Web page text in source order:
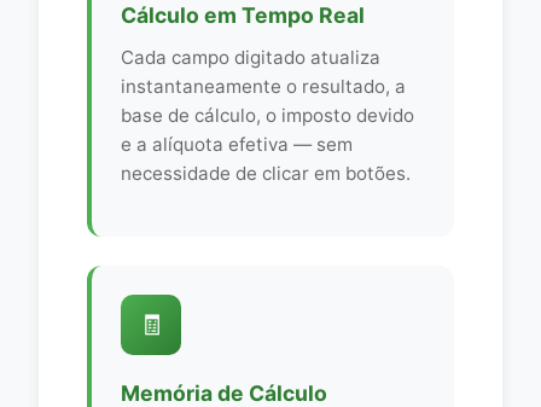
Cálculo em Tempo Real
Cada campo digitado atualiza
instantaneamente o resultado, a
base de cálculo, o imposto devido
e a alíquota efetiva — sem
necessidade de clicar em botões.
🧾
Memória de Cálculo